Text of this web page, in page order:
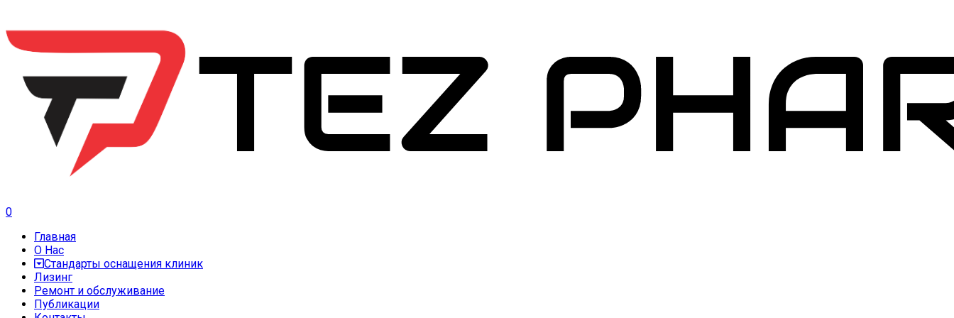
0
Главная
О Нас
Стандарты оснащения клиник
Лизинг
Ремонт и обслуживание
Публикации